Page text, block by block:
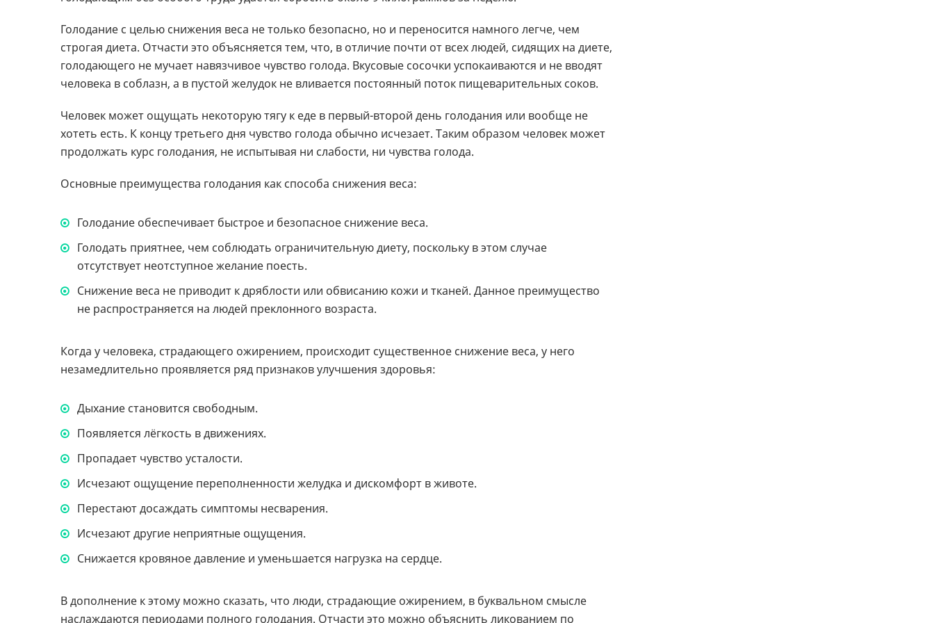
Голодание с целью снижения веса не только безопасно, но и переносится намного легче, чем
строгая диета. Отчасти это объясняется тем, что, в отличие почти от всех людей, сидящих на диете,
голодающего не мучает навязчивое чувство голода. Вкусовые сосочки успокаиваются и не вводят
человека в соблазн, а в пустой желудок не вливается постоянный поток пищеварительных соков.
Человек может ощущать некоторую тягу к еде в первый-второй день голодания или вообще не
хотеть есть. К концу третьего дня чувство голода обычно исчезает. Таким образом человек может
продолжать курс голодания, не испытывая ни слабости, ни чувства голода.
Основные преимущества голодания как способа снижения веса:
Голодание обеспечивает быстрое и безопасное снижение веса.
Голодать приятнее, чем соблюдать ограничительную диету, поскольку в этом случае
отсутствует неотступное желание поесть.
Снижение веса не приводит к дряблости или обвисанию кожи и тканей. Данное преимущество
не распространяется на людей преклонного возраста.
Когда у человека, страдающего ожирением, происходит существенное снижение веса, у него
незамедлительно проявляется ряд признаков улучшения здоровья:
Дыхание становится свободным.
Появляется лёгкость в движениях.
Пропадает чувство усталости.
Исчезают ощущение переполненности желудка и дискомфорт в животе.
Перестают досаждать симптомы несварения.
Исчезают другие неприятные ощущения.
Снижается кровяное давление и уменьшается нагрузка на сердце.
В дополнение к этому можно сказать, что люди, страдающие ожирением, в буквальном смысле
наслаждаются периодами полного голодания. Отчасти это можно объяснить ликованием по